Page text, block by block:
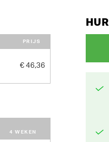
PRIJS
€ 46,36
4 WEKEN